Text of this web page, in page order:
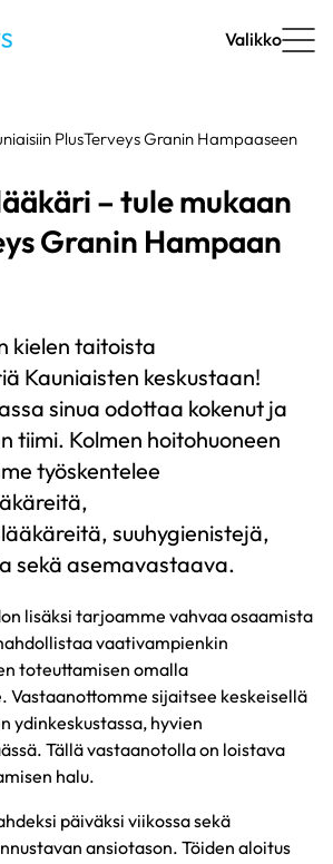
Valikko
PlusTerveys Granin Hampaaseen
– tule mukaan
Granin Hampaan
kielen taitoista
Kauniaisten keskustaan!
sinua odottaa kokenut ja
tiimi. Kolmen hoitohuoneen
työskentelee
suuhygienistejä,
sekä asemavastaava.
lisäksi tarjoamme vahvaa osaamista
vaativampienkin
toteuttamisen omalla
Vastaanottomme sijaitsee keskeisellä
ydinkeskustassa, hyvien
Tällä vastaanotolla on loistava
halu.
päiväksi viikossa sekä
ansiotason. Töiden aloitus